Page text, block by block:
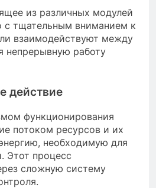
из различных модулей
с тщательным вниманием к
взаимодействуют между
непрерывную работу
действие
функционирования
потоком ресурсов и их
необходимую для
Этот процесс
сложную систему